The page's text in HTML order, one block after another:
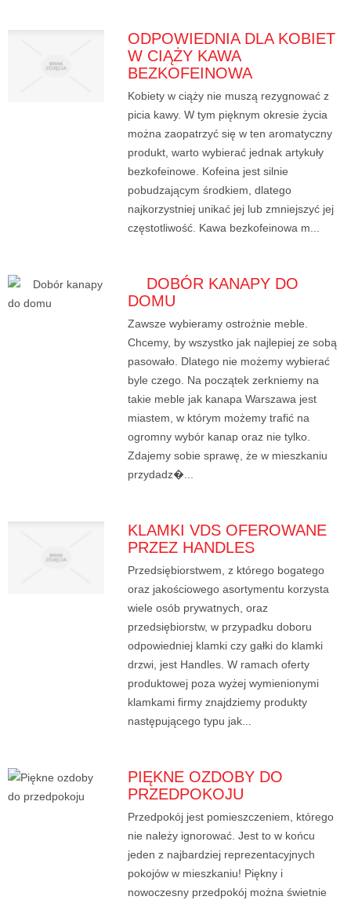
ODPOWIEDNIA DLA KOBIET
W CIĄŻY KAWA
BEZKOFEINOWA
Kobiety w ciąży nie muszą rezygnować z
picia kawy. W tym pięknym okresie życia
można zaopatrzyć się w ten aromatyczny
produkt, warto wybierać jednak artykuły
bezkofeinowe. Kofeina jest silnie
pobudzającym środkiem, dlatego
najkorzystniej unikać jej lub zmniejszyć jej
częstotliwość. Kawa bezkofeinowa m...
DOBÓR KANAPY DO
DOMU
Zawsze wybieramy ostrożnie meble.
Chcemy, by wszystko jak najlepiej ze sobą
pasowało. Dlatego nie możemy wybierać
byle czego. Na początek zerkniemy na
takie meble jak kanapa Warszawa jest
miastem, w którym możemy trafić na
ogromny wybór kanap oraz nie tylko.
Zdajemy sobie sprawę, że w mieszkaniu
przydadz�...
KLAMKI VDS OFEROWANE
PRZEZ HANDLES
Przedsiębiorstwem, z którego bogatego
oraz jakościowego asortymentu korzysta
wiele osób prywatnych, oraz
przedsiębiorstw, w przypadku doboru
odpowiedniej klamki czy gałki do klamki
drzwi, jest Handles. W ramach oferty
produktowej poza wyżej wymienionymi
klamkami firmy znajdziemy produkty
następującego typu jak...
PIĘKNE OZDOBY DO
PRZEDPOKOJU
Przedpokój jest pomieszczeniem, którego
nie należy ignorować. Jest to w końcu
jeden z najbardziej reprezentacyjnych
pokojów w mieszkaniu! Piękny i
nowoczesny przedpokój można świetnie